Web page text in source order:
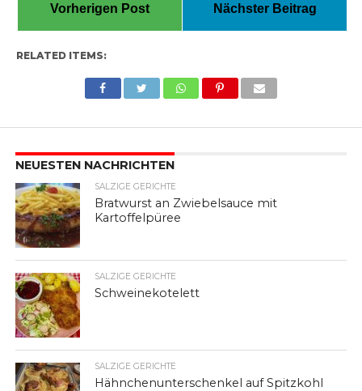
Vorherigen Post Nächster Beitrag
RELATED ITEMS:
NEUESTEN NACHRICHTEN
SALZIGE GERICHTE
Bratwurst an Zwiebelsauce mit
Kartoffelpüree
SALZIGE GERICHTE
Schweinekotelett
SALZIGE GERICHTE
Hähnchenunterschenkel auf Spitzkohl